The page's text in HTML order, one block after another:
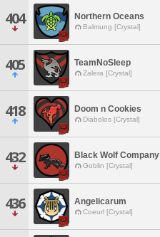
404 Northern Oceans
Balmung [Crystal]
405 TeamNoSleep
Zalera [Crystal]
418 Doom n Cookies
Diabolos [Crystal]
432 Black Wolf Company
Goblin [Crystal]
436 Angelicarum
Coeurl [Crystal]